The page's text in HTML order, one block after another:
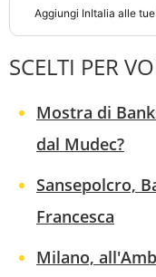
Aggiungi InItalia alle
SCELTI PER
Mostra di
dal Mudec?
Sansepolcro,
Francesca
Milano,